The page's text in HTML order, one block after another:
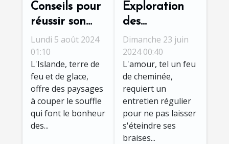
Conseils pour
réussir son
autotour
familial en
Islande
Lundi 5 août 2024
01:10
L'Islande, terre de
feu et de glace,
offre des paysages
à couper le souffle
qui font le bonheur
des...
Exploration
des
avantages
des séjours en
love rooms
pour raviver
la flamme
amoureuse
Dimanche 23 juin
2024 00:40
L'amour, tel un feu
de cheminée,
requiert un
entretien régulier
pour ne pas laisser
s'éteindre ses
braises...